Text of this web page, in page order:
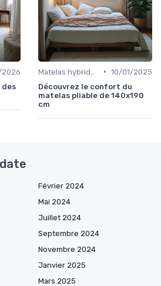
des
• 10/01/2025
Découvrez le confort du
matelas pliable de 140x190
cm
Février 2024
Mai 2024
Juillet 2024
Septembre 2024
Novembre 2024
Janvier 2025
Mars 2025